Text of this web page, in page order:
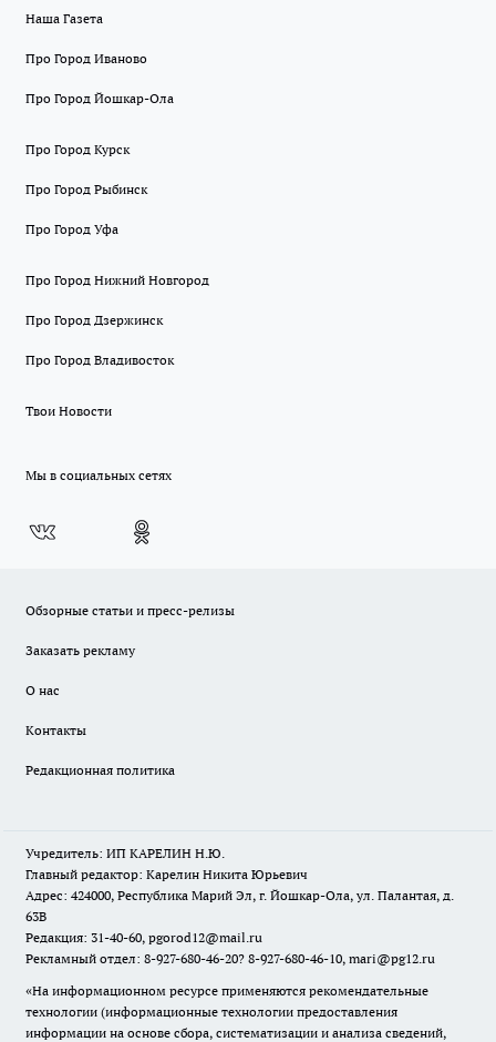
Наша Газета
Про Город Иваново
Про Город Йошкар-Ола
Про Город Курск
Про Город Рыбинск
Про Город Уфа
Про Город Нижний Новгород
Про Город Дзержинск
Про Город Владивосток
Твои Новости
Мы в социальных сетях
Обзорные статьи и пресс-релизы
Заказать рекламу
О нас
Контакты
Редакционная политика
Учредитель: ИП КАРЕЛИН Н.Ю.
Главный редактор: Карелин Никита Юрьевич
Адрес: 424000, Республика Марий Эл, г. Йошкар-Ола, ул. Палантая, д.
63В
Редакция: 31-40-60, pgorod12@mail.ru
Рекламный отдел: 8-927-680-46-20? 8-927-680-46-10, mari@pg12.ru
«На информационном ресурсе применяются рекомендательные
технологии (информационные технологии предоставления
информации на основе сбора, систематизации и анализа сведений,